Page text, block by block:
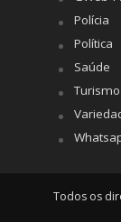
Polícia
Política
Saúde
Turismo
Todos os